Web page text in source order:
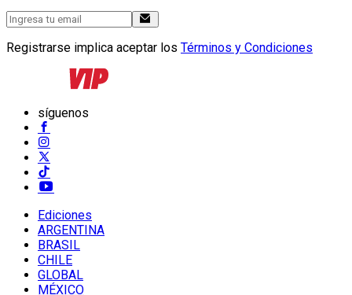
Registrarse implica aceptar los Términos y Condiciones
síguenos
Ediciones
ARGENTINA
BRASIL
CHILE
GLOBAL
MÉXICO